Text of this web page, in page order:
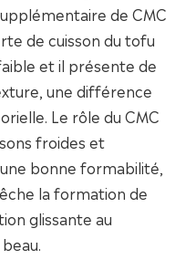
de CMC
de cuisson du tofu
et il présente de
une différence
Le rôle du CMC
froides et
bonne formabilité,
la formation de
glissante au